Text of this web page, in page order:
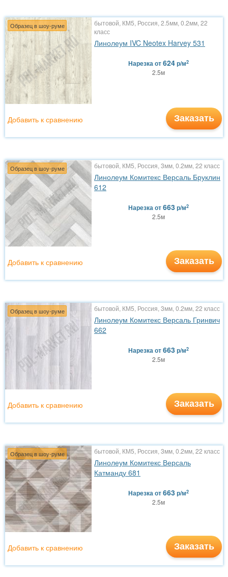
Образец в шоу-руме
бытовой, КМ5, Россия, 2.5мм, 0.2мм, 22
класс
Линолеум IVC Neotex Harvey 531
Нарезкаот624р/м2
2.5м
Заказать
Добавить к сравнению
Образец в шоу-руме бытовой, КМ5, Россия, 3мм, 0.2мм, 22 класс
Линолеум Комитекс Версаль Бруклин
612
Нарезкаот663р/м2
2.5м
Заказать
Добавить к сравнению
Образец в шоу-руме бытовой, КМ5, Россия, 3мм, 0.2мм, 22 класс
Линолеум Комитекс Версаль Гринвич
662
Нарезкаот663р/м2
2.5м
Заказать
Добавить к сравнению
Образец в шоу-руме бытовой, КМ5, Россия, 3мм, 0.2мм, 22 класс
Линолеум Комитекс Версаль
Катманду 681
Нарезкаот663р/м2
2.5м
Заказать
Добавить к сравнению